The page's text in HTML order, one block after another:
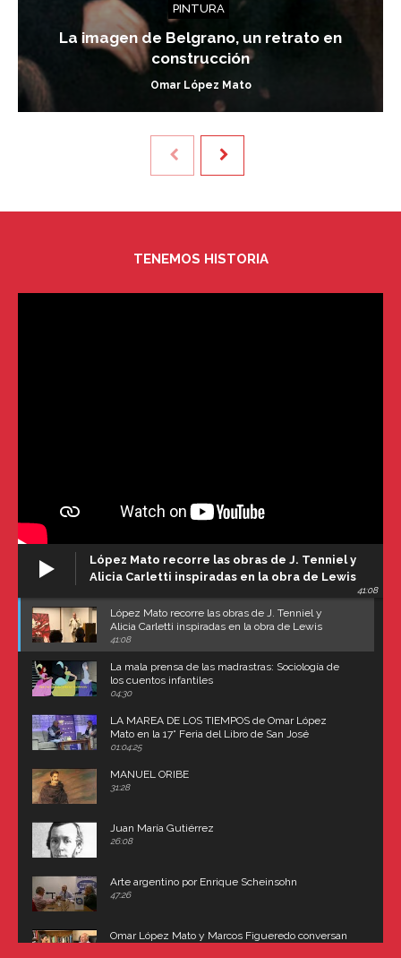
PINTURA
La imagen de Belgrano, un retrato en
construcción
Omar López Mato
TENEMOS HISTORIA
López Mato recorre las obras de J. Tenniel y
Alicia Carletti inspiradas en la obra de Lewis
41:08
López Mato recorre las obras de J. Tenniel y
Alicia Carletti inspiradas en la obra de Lewis
Carroll
41:08
La mala prensa de las madrastras: Sociología de
los cuentos infantiles
04:30
LA MAREA DE LOS TIEMPOS de Omar López
Mato en la 17° Feria del Libro de San José
(Uruguay)
01:04:25
MANUEL ORIBE
31:28
Juan María Gutiérrez
26:08
Arte argentino por Enrique Scheinsohn
47:26
Omar López Mato y Marcos Figueredo conversan